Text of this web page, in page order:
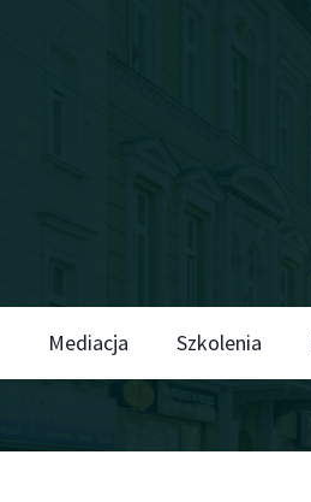
Mediacja Szkolenia